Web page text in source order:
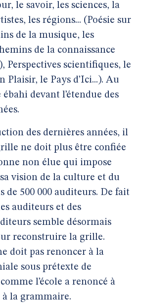
le savoir, les sciences, la
les régions... (Poésie sur
de la musique, les
de la connaissance
Perspectives scientifiques, le
Plaisir, le Pays d’Ici...). Au
ébahi devant l’étendue des
des dernières années, il
ne doit plus être confiée
non élue qui impose
vision de la culture et du
de 500 000 auditeurs. De fait
auditeurs et des
semble désormais
reconstruire la grille.
doit pas renoncer à la
sous prétexte de
l’école a renoncé à
à la grammaire.